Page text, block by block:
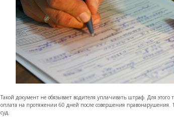
Такой документ не обязывает водителя уплачивать штраф. Для этого
оплата на протяжении 60 дней после совершения правонарушения.
суд.